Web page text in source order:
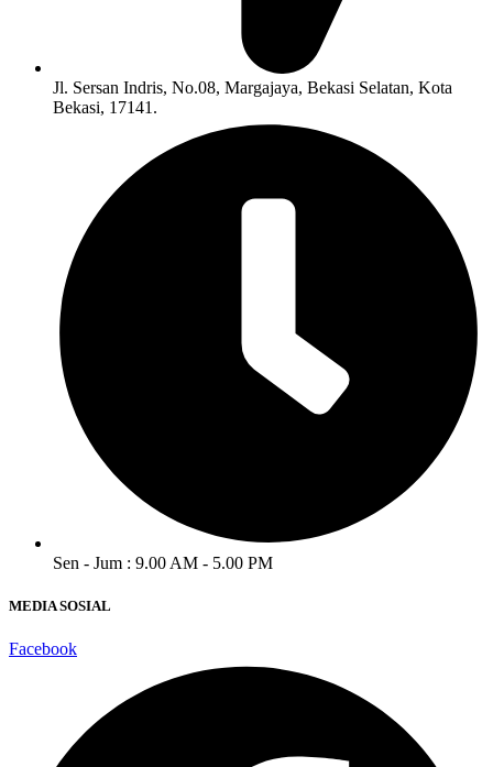
Jl. Sersan Indris, No.08, Margajaya, Bekasi Selatan, Kota
Bekasi, 17141.
Sen - Jum : 9.00 AM - 5.00 PM
MEDIA SOSIAL
Facebook